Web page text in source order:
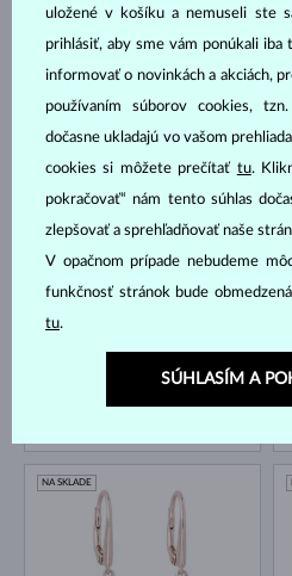
NA SKLADE
NA SKLADE
uložené v košíku a nemuseli ste
prihlásiť, aby sme vám ponúkali iba
informovať o novinkách a akciách,
používaním súborov cookies,
dočasne ukladajú vo vašom
cookies si môžete prečítať tu.
pokračovať“ nám tento súhlas
zlepšovať a sprehľadňovať naše
V opačnom prípade nebudeme
funkčnosť stránok bude
tu.
SÚHLASÍM A